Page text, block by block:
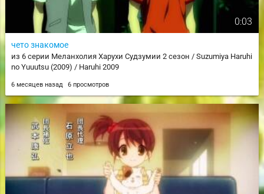
0:03
чето знакомое
из 6 серии Меланхолия Харухи Судзумии 2 сезон / Suzumiya Haruhi
no Yuuutsu (2009) / Haruhi 2009
6 месяцев назад 6 просмотров